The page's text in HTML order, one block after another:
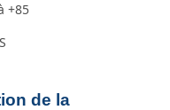
+85
de la